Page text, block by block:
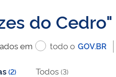
do Cedro
sem todo o GOV.BR
(2) Todos (3)